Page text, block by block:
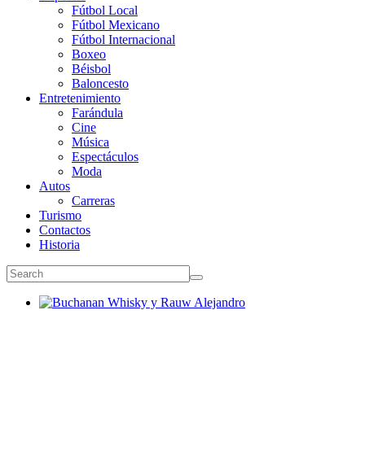
Fútbol Local
Fútbol Mexicano
Fútbol Internacional
Boxeo
Béisbol
Baloncesto
Entretenimiento
Farándula
Cine
Música
Espectáculos
Moda
Autos
Carreras
Turismo
Contactos
Historia